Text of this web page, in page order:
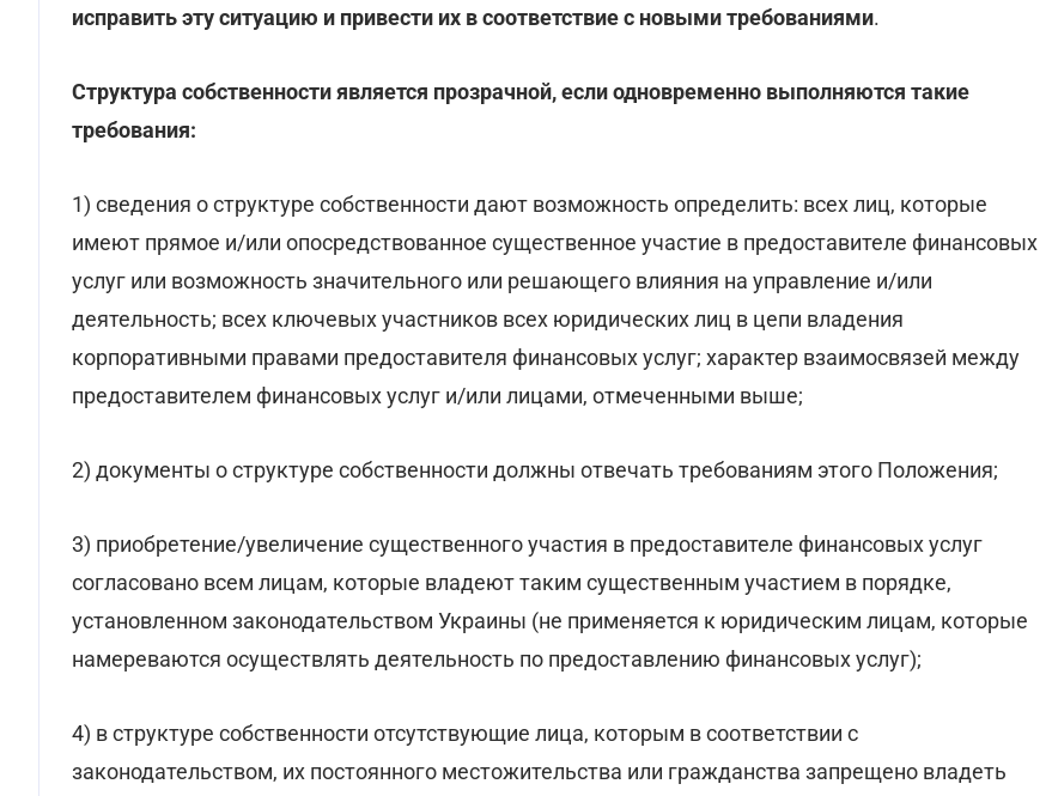
исправить эту ситуацию и привести их в соответствие с новыми требованиями.
Структура собственности является прозрачной, если одновременно выполняются такие
требования:
1) сведения о структуре собственности дают возможность определить: всех лиц, которые
имеют прямое и/или опосредствованное существенное участие в предоставителе финансовых
услуг или возможность значительного или решающего влияния на управление и/или
деятельность; всех ключевых участников всех юридических лиц в цепи владения
корпоративными правами предоставителя финансовых услуг; характер взаимосвязей между
предоставителем финансовых услуг и/или лицами, отмеченными выше;
2) документы о структуре собственности должны отвечать требованиям этого Положения;
3) приобретение/увеличение существенного участия в предоставителе финансовых услуг
согласовано всем лицам, которые владеют таким существенным участием в порядке,
установленном законодательством Украины (не применяется к юридическим лицам, которые
намереваются осуществлять деятельность по предоставлению финансовых услуг);
4) в структуре собственности отсутствующие лица, которым в соответствии с
законодательством, их постоянного местожительства или гражданства запрещено владеть